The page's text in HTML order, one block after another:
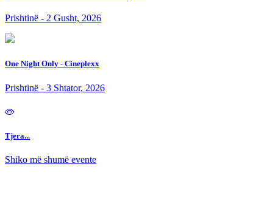
Prishtinë - 2 Gusht, 2026
One Night Only - Cineplexx
Prishtinë - 3 Shtator, 2026
Tjera...
Shiko më shumë evente